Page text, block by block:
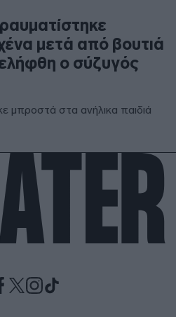
μετά από βουτιά
ο σύζυγός
μπροστά στα ανήλικα παιδιά